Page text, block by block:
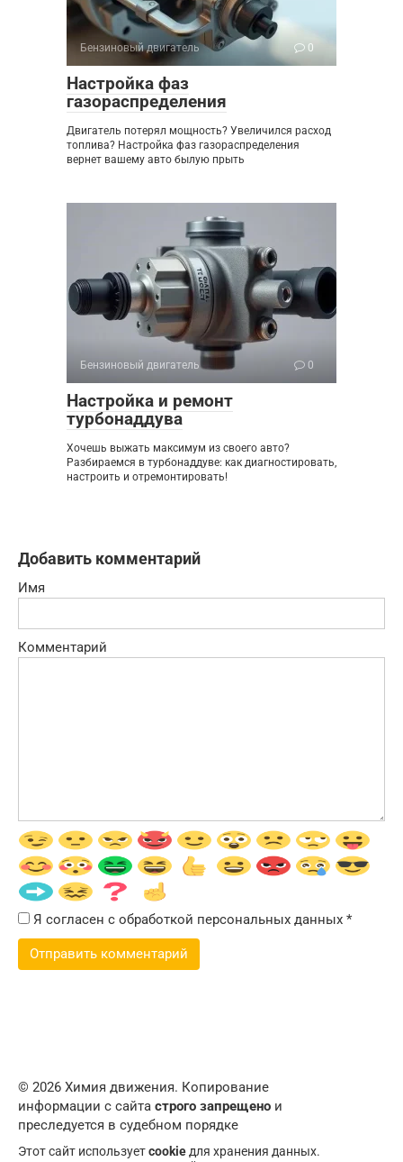
Бензиновый двигатель 0
Настройка фаз
газораспределения
Двигатель потерял мощность? Увеличился расход
топлива? Настройка фаз газораспределения
вернет вашему авто былую прыть
Бензиновый двигатель 0
Настройка и ремонт
турбонаддува
Хочешь выжать максимум из своего авто?
Разбираемся в турбонаддуве: как диагностировать,
настроить и отремонтировать!
Добавить комментарий
Имя
Комментарий
Я согласен с обработкой персональных данных *
© 2026 Химия движения. Копирование
информации с сайта строго запрещено и
преследуется в судебном порядке
Этот сайт используетcookieдля хранения данных.